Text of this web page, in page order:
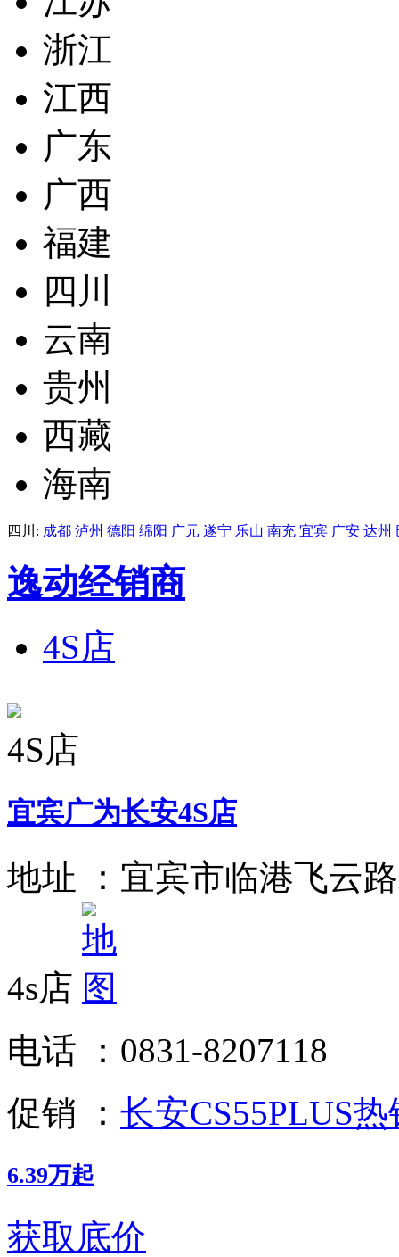
浙江
江西
广东
广西
福建
四川
云南
贵州
西藏
海南
四川: 成都 泸州 德阳 绵阳 广元 遂宁 乐山 南充 宜宾 广安 达州
逸动经销商
4S店
4S店
宜宾广为长安4S店
地址 ： 宜宾市临港飞云
4s店
电话 ： 0831-8207118
促销 ： 长安CS55PLUS
6.39万起
获取底价